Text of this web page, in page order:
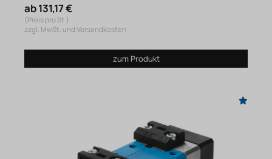
ab 131,17 €
(Preis pro St.)
zzgl. MwSt. und Versandkosten
zum Produkt